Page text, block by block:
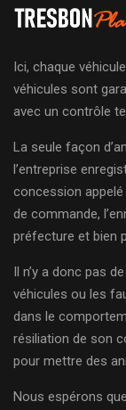
Ici, chaque
véhicules sont
avec un contrôle
La seule façon
l’entreprise
concession
de commande,
préfecture et bien
Il n’y a donc pas
véhicules ou les
dans le
résiliation de son
pour mettre des
Nous espérons